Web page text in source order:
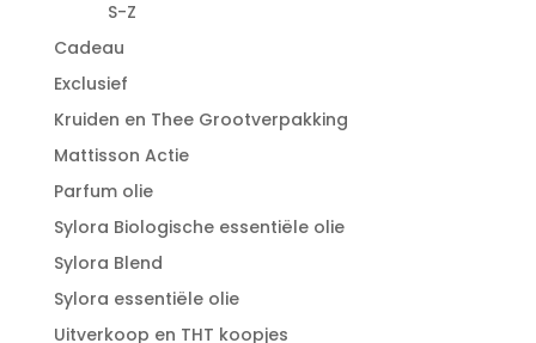
S-Z
Cadeau
Exclusief
Kruiden en Thee Grootverpakking
Mattisson Actie
Parfum olie
Sylora Biologische essentiële olie
Sylora Blend
Sylora essentiële olie
Uitverkoop en THT koopjes